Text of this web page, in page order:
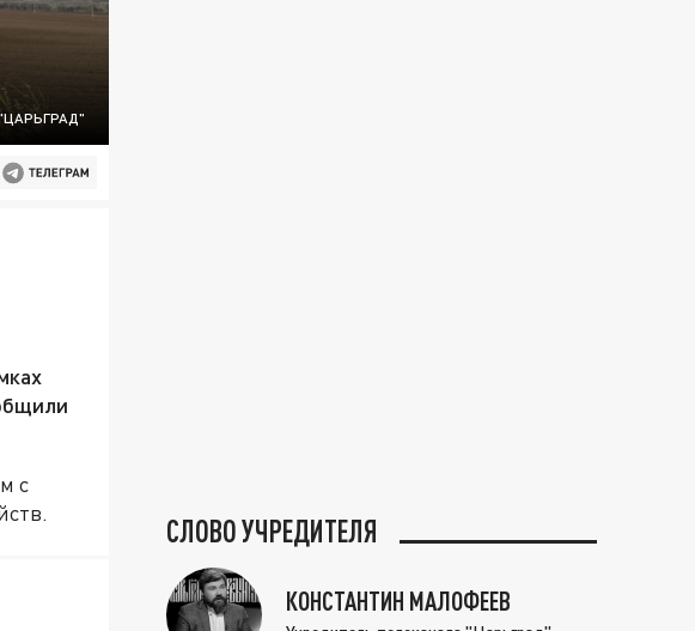
с
СЛОВО УЧРЕДИТЕЛЯ
КОНСТАНТИН МАЛОФЕЕВ